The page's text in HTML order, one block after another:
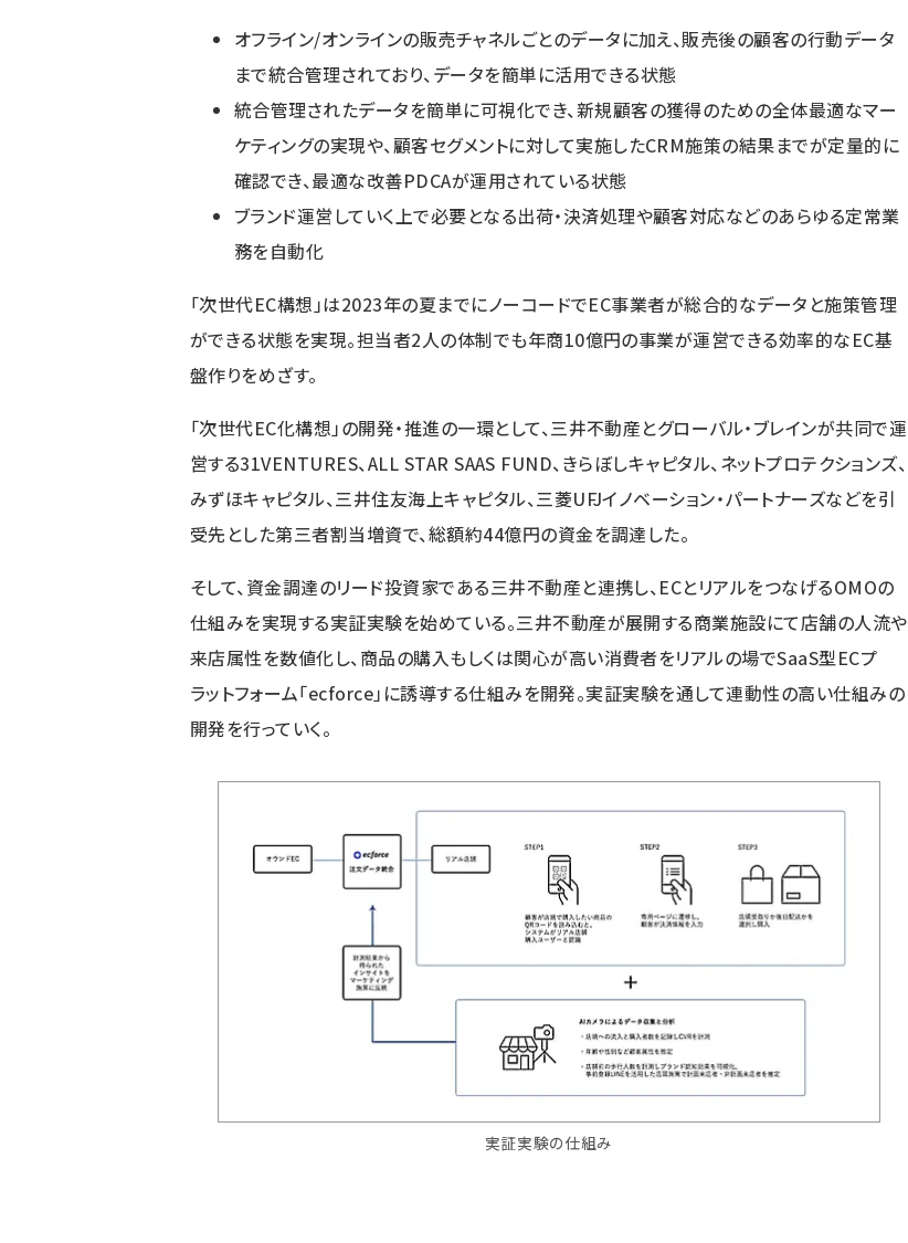
オフライン/オンラインの販売チャネルごとのデータに加え、販売後の顧客の行動データ
まで統合管理されており、データを簡単に活用できる状態
統合管理されたデータを簡単に可視化でき、新規顧客の獲得のための全体最適なマー
ケティングの実現や、顧客セグメントに対して実施したCRM施策の結果までが定量的に
確認でき、最適な改善PDCAが運用されている状態
ブランド運営していく上で必要となる出荷・決済処理や顧客対応などのあらゆる定常業
務を自動化
「次世代EC構想」は2023年の夏までにノーコードでEC事業者が総合的なデータと施策管理
ができる状態を実現。担当者2人の体制でも年商10億円の事業が運営できる効率的なEC基
盤作りをめざす。
「次世代EC化構想」の開発・推進の一環として、三井不動産とグローバル・ブレインが共同で運
営する31VENTURES、ALL STAR SAAS FUND、きらぼしキャピタル、ネットプロテクションズ、
みずほキャピタル、三井住友海上キャピタル、三菱UFJイノベーション・パートナーズなどを引
受先とした第三者割当増資で、総額約44億円の資金を調達した。
そして、資金調達のリード投資家である三井不動産と連携し、ECとリアルをつなげるOMOの
仕組みを実現する実証実験を始めている。三井不動産が展開する商業施設にて店舗の人流や
来店属性を数値化し、商品の購入もしくは関心が高い消費者をリアルの場でSaaS型ECプ
ラットフォーム「ecforce」に誘導する仕組みを開発。実証実験を通して連動性の高い仕組みの
開発を行っていく。
実証実験の仕組み